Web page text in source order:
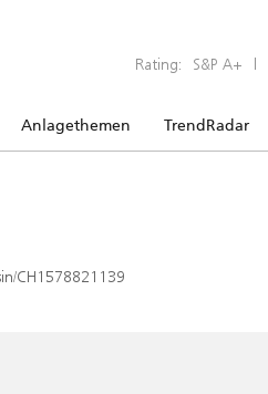
Rating: S&P A+ |
Anlagethemen TrendRadar
CH1578821139